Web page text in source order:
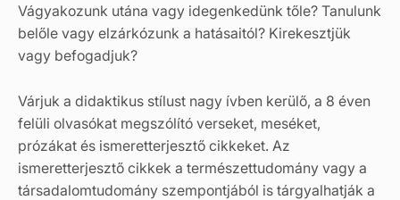
Vágyakozunk utána vagy idegenkedünk tőle? Tanulunk
belőle vagy elzárkózunk a hatásaitól? Kirekesztjük
vagy befogadjuk?
Várjuk a didaktikus stílust nagy ívben kerülő, a 8 éven
felüli olvasókat megszólító verseket, meséket,
prózákat és ismeretterjesztő cikkeket. Az
ismeretterjesztő cikkek a természettudomány vagy a
társadalomtudomány szempontjából is tárgyalhatják a